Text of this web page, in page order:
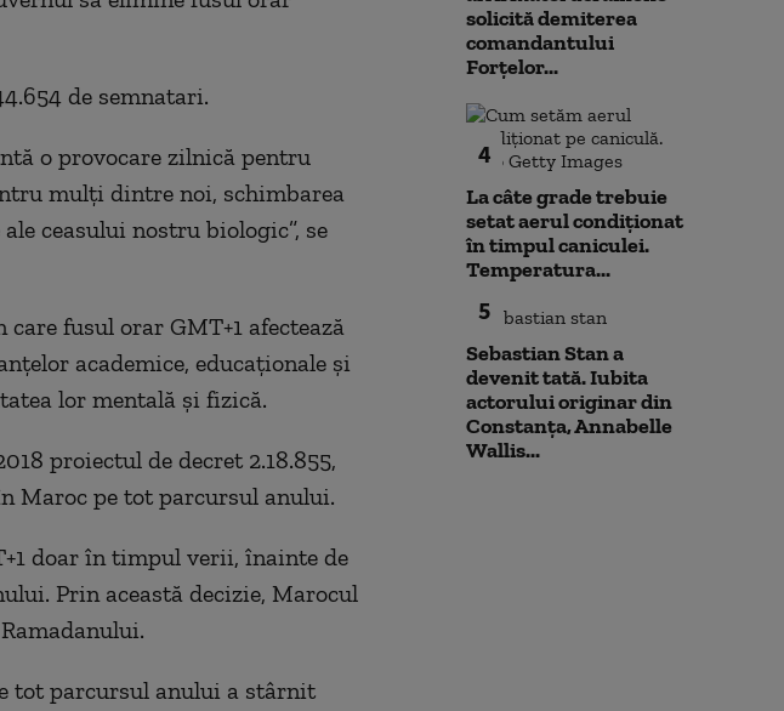
de semnatari.
o provocare zilnică pentru
mulți dintre noi, schimbarea
ceasului nostru biologic”, se
fusul orar GMT+1 afectează
academice, educaționale și
lor mentală și fizică.
proiectul de decret 2.18.855,
Maroc pe tot parcursul anului.
doar în timpul verii, înainte de
Prin această decizie, Marocul
tot parcursul anului a stârnit
solicită demiterea
comandantului
Forțelor...
4
La câte grade trebuie
setat aerul condiționat
în timpul caniculei.
Temperatura...
5
Sebastian Stan a
devenit tată. Iubita
actorului originar din
Constanța, Annabelle
Wallis...